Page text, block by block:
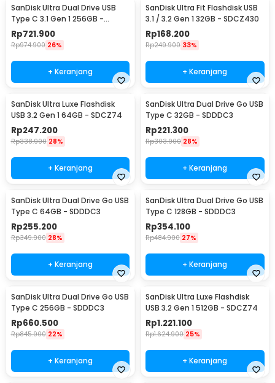
SanDisk Ultra Dual Drive USB
Type C 3.1 Gen 1 256GB -
SDDDC2
Rp721.900
Rp974.900 26%
+ Keranjang
SanDisk Ultra Fit Flashdisk USB
3.1 / 3.2 Gen 1 32GB - SDCZ430
Rp168.200
Rp249.900 33%
+ Keranjang
SanDisk Ultra Luxe Flashdisk
USB 3.2 Gen 1 64GB - SDCZ74
Rp247.200
Rp338.900 28%
+ Keranjang
SanDisk Ultra Dual Drive Go USB
Type C 32GB - SDDDC3
Rp221.300
Rp303.900 28%
+ Keranjang
SanDisk Ultra Dual Drive Go USB
Type C 64GB - SDDDC3
Rp255.200
Rp349.900 28%
+ Keranjang
SanDisk Ultra Dual Drive Go USB
Type C 128GB - SDDDC3
Rp354.100
Rp484.900 27%
+ Keranjang
SanDisk Ultra Dual Drive Go USB
Type C 256GB - SDDDC3
Rp660.500
Rp845.900 22%
+ Keranjang
SanDisk Ultra Luxe Flashdisk
USB 3.2 Gen 1 512GB - SDCZ74
Rp1.221.100
Rp1.624.900 25%
+ Keranjang